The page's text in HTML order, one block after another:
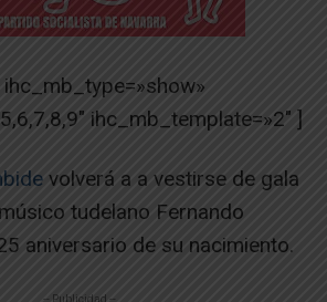
ihc_mb_template=»2″ ]
volverá a a vestirse de gala
tudelano Fernando
aniversario de su nacimiento.
-- Publicidad --